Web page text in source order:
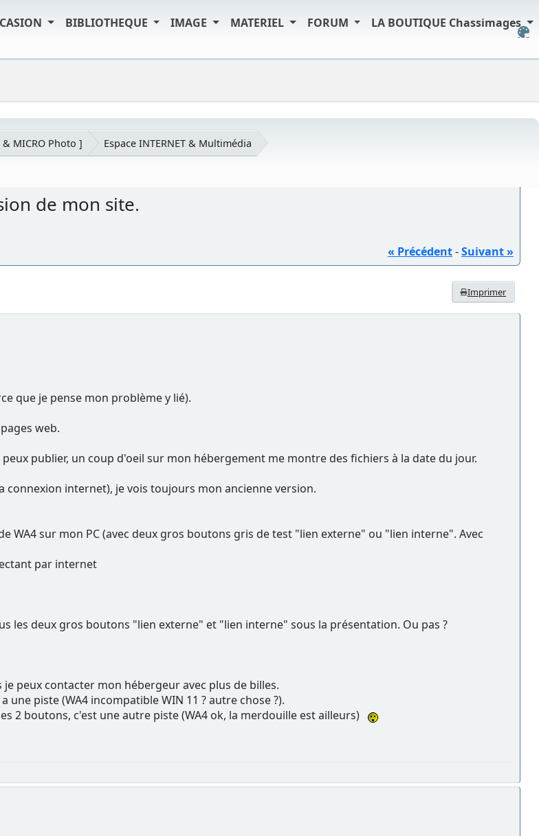
BIBLIOTHEQUE IMAGE MATERIEL FORUM LA BOUTIQUE Chassimages
& MICRO Photo ] Espace INTERNET & Multimédia
de mon site.
« Précédent-Suivant »
Imprimer
que je pense mon problème y lié).
web.
publier, un coup d'oeil sur mon hébergement me montre des fichiers à la date du jour.
connexion internet), je vois toujours mon ancienne version.
WA4 sur mon PC (avec deux gros boutons gris de test "lien externe" ou "lien interne". Avec
par internet
les deux gros boutons "lien externe" et "lien interne" sous la présentation. Ou pas ?
peux contacter mon hébergeur avec plus de billes.
piste (WA4 incompatible WIN 11 ? autre chose ?).
2 boutons, c'est une autre piste (WA4 ok, la merdouille est ailleurs)